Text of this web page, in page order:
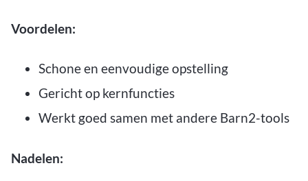
Voordelen:
Schone en eenvoudige opstelling
Gericht op kernfuncties
Werkt goed samen met andere Barn2-tools
Nadelen: